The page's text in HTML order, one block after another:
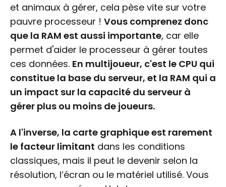
et animaux à gérer, cela pèse vite sur votre
pauvre processeur ! Vous comprenez donc
que la RAM est aussi importante, car elle
permet d'aider le processeur à gérer toutes
ces données. En multijoueur, c'est le CPU qui
constitue la base du serveur, et la RAM qui a
un impact sur la capacité du serveur à
gérer plus ou moins de joueurs.
A l'inverse, la carte graphique est rarement
le facteur limitant dans les conditions
classiques, mais il peut le devenir selon la
résolution, l’écran ou le matériel utilisé. Vous